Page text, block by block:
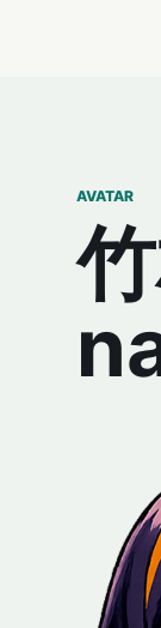
AVATAR